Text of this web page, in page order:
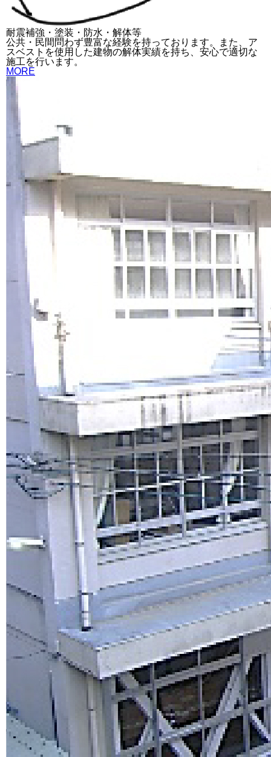
耐震補強・塗装・防水・解体等
公共・民間問わず豊富な経験を持っております。また、ア
スベストを使用した建物の解体実績を持ち、安心で適切な
施工を行います。
MORE